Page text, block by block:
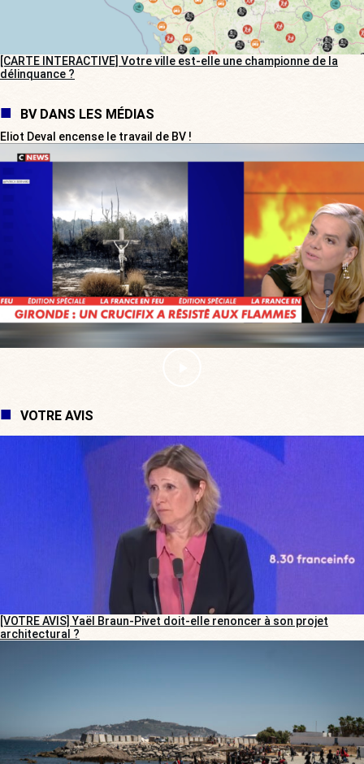
[CARTE INTERACTIVE] Votre ville est-elle une championne de la
délinquance ?
BV DANS LES MÉDIAS
Eliot Deval encense le travail de BV !
VOTRE AVIS
[VOTRE AVIS] Yaël Braun-Pivet doit-elle renoncer à son projet
architectural ?